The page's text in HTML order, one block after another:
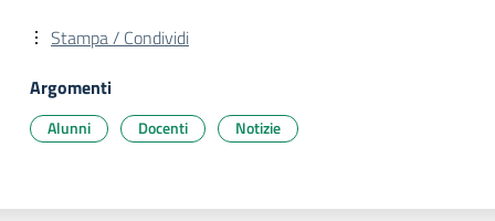
Stampa / Condividi
Argomenti
Alunni Docenti Notizie